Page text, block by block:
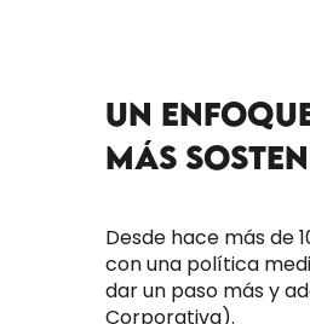
UN
MÁS
Desde hace más de
con una política
dar un paso más y
Corporativa).